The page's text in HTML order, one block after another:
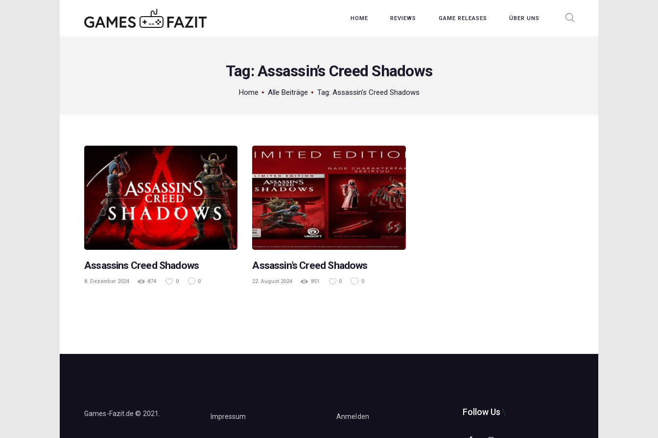
HOME REVIEWS GAME RELEASES ÜBER UNS
Tag: Assassin’s Creed Shadows
Home Alle Beiträge Tag: Assassin’s Creed Shadows
ÜBER UNS
Assassins Creed Shadows
8. Dezember 2024 874 0 0
Assassin’s Creed Shadows
22. August 2024 851 0 0
Games-Fazit.de © 2021. Impressum Anmelden Follow Us